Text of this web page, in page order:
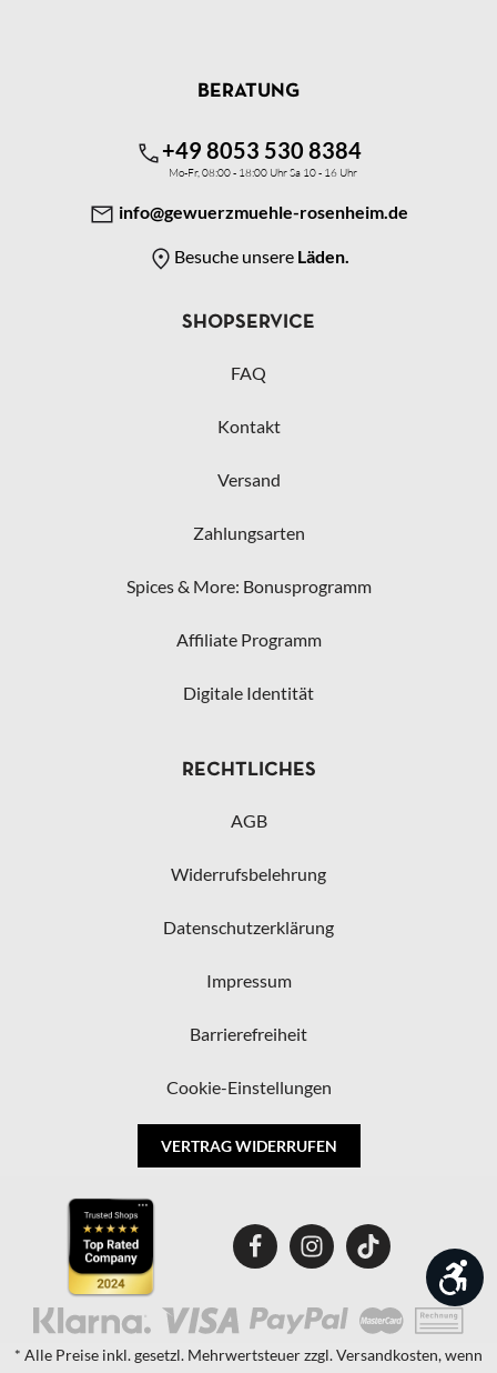
BERATUNG
+49 8053 530 8384
Mo-Fr, 08:00 - 18:00 Uhr Sa 10 - 16 Uhr
info@gewuerzmuehle-rosenheim.de
Besuche unsere Läden.
SHOPSERVICE
FAQ
Kontakt
Versand
Zahlungsarten
Spices & More: Bonusprogramm
Affiliate Programm
Digitale Identität
RECHTLICHES
AGB
Widerrufsbelehrung
Datenschutzerklärung
Impressum
Barrierefreiheit
Cookie-Einstellungen
VERTRAG WIDERRUFEN
* Alle Preise inkl. gesetzl. Mehrwertsteuer zzgl. Versandkosten, wenn